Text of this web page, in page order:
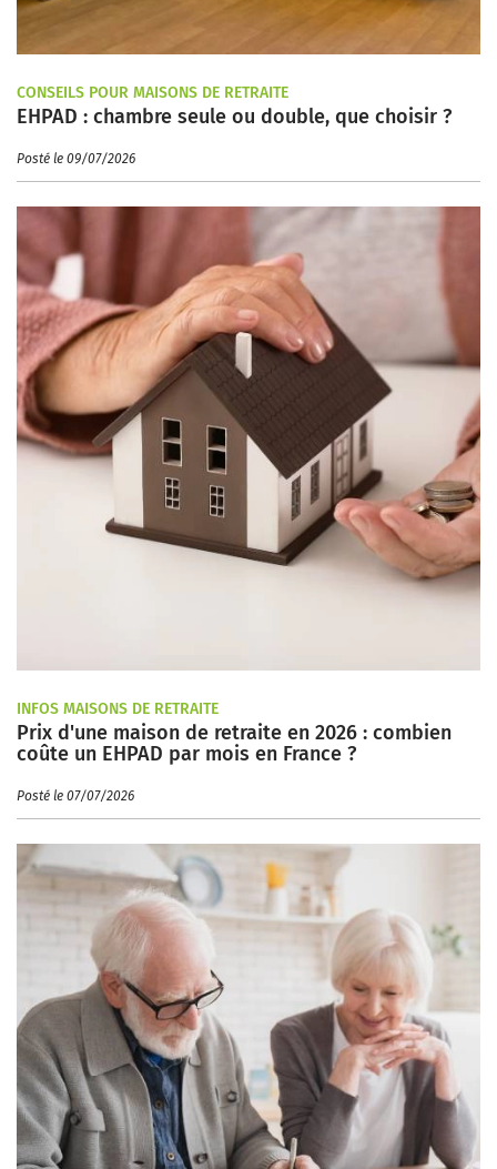
CONSEILS POUR MAISONS DE RETRAITE
EHPAD : chambre seule ou double, que choisir ?
Posté le 09/07/2026
INFOS MAISONS DE RETRAITE
Prix d'une maison de retraite en 2026 : combien
coûte un EHPAD par mois en France ?
Posté le 07/07/2026